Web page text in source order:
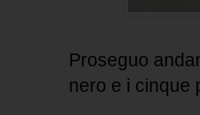
Proseguo
nero e i cinque